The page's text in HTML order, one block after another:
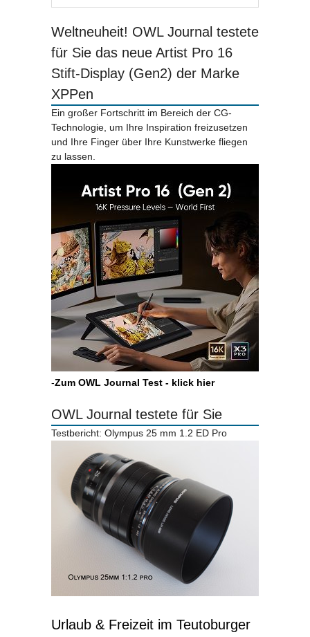
Weltneuheit! OWL Journal testete
für Sie das neue Artist Pro 16
Stift-Display (Gen2) der Marke
XPPen
Ein großer Fortschritt im Bereich der CG-
Technologie, um Ihre Inspiration freizusetzen
und Ihre Finger über Ihre Kunstwerke fliegen
zu lassen.
-Zum OWL Journal Test - klick hier
OWL Journal testete für Sie
Testbericht: Olympus 25 mm 1.2 ED Pro
Urlaub & Freizeit im Teutoburger